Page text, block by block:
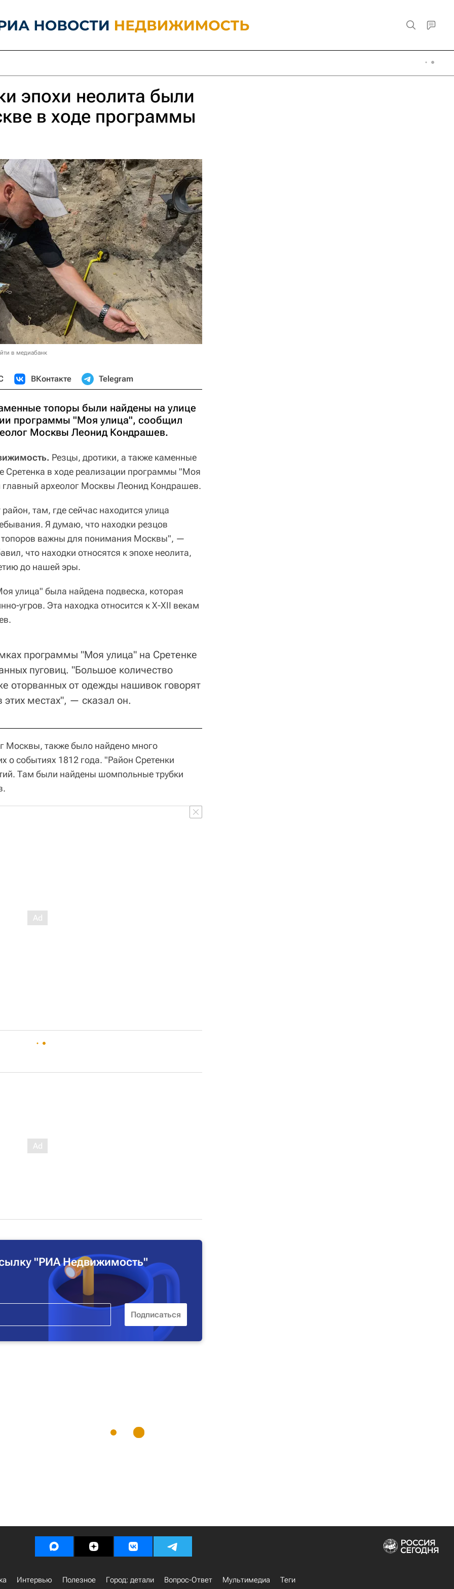
эпохи неолита были
в ходе программы
в медиабанк
ВКонтакте Telegram
топоры были найдены на улице
программы "Моя улица", сообщил
Москвы Леонид Кондрашев.
Резцы, дротики, а также каменные
Сретенка в ходе реализации программы "Моя
археолог Москвы Леонид Кондрашев.
там, где сейчас находится улица
Я думаю, что находки резцов
топоров важны для понимания Москвы", —
что находки относятся к эпохе неолита,
до нашей эры.
улица" была найдена подвеска, которая
угров. Эта находка относится к X-XII векам
программы "Моя улица" на Сретенке
пуговиц. "Большое количество
оторванных от одежды нашивок говорят
местах", — сказал он.
Москвы, также было найдено много
о событиях 1812 года. "Район Сретенки
Там были найдены шомпольные трубки
"РИА Недвижимость"
Интервью Полезное Город: детали Вопрос-Ответ Мультимедиа Теги